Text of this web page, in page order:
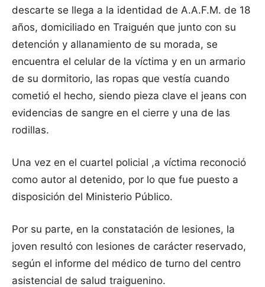
descarte se llega a la identidad de A.A.F.M. de 18
años, domiciliado en Traiguén que junto con su
detención y allanamiento de su morada, se
encuentra el celular de la víctima y en un armario
de su dormitorio, las ropas que vestía cuando
cometió el hecho, siendo pieza clave el jeans con
evidencias de sangre en el cierre y una de las
rodillas.
Una vez en el cuartel policial ,a víctima reconoció
como autor al detenido, por lo que fue puesto a
disposición del Ministerio Público.
Por su parte, en la constatación de lesiones, la
joven resultó con lesiones de carácter reservado,
según el informe del médico de turno del centro
asistencial de salud traiguenino.